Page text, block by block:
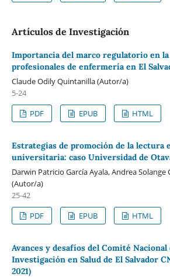
Artículos de Investigación
Importancia del marco regulatorio en
profesionales de enfermería en El
Claude Odily Quintanilla (Autor/a)
5-24
PDF
EPUB HTML
Estrategias de promoción de la lectura
universitaria: caso Universidad de
Darwin Patricio García Ayala, Andrea
(Autor/a)
25-42
PDF
EPUB HTML
Avances y desafíos del Comité Nacional
Investigación en Salud de El Salvador
2021)